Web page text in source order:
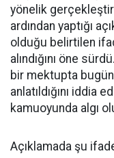
yönelik
ardından yaptığı
olduğu belirtilen
alındığını öne
bir mektupta bugün
anlatıldığını iddia
kamuoyunda algı
Açıklamada şu